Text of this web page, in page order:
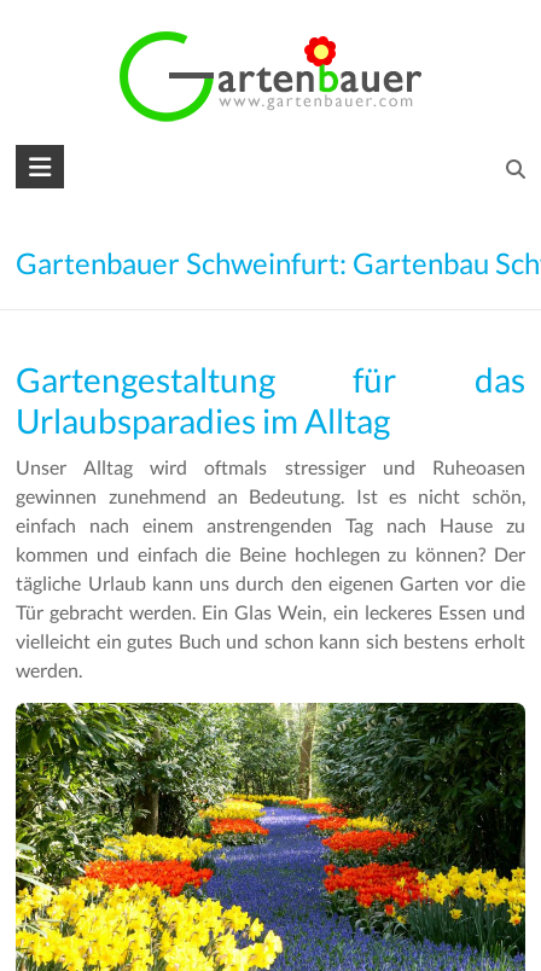
den
Träume
Gartengestaltung
Gartenbau
–
Gartenpflege
Gartenbauer Schweinfurt: Gartenbau
Gartengestaltung für das
Urlaubsparadies im Alltag
Unser Alltag wird oftmals stressiger und Ruheoasen
gewinnen zunehmend an Bedeutung. Ist es nicht schön,
einfach nach einem anstrengenden Tag nach Hause zu
kommen und einfach die Beine hochlegen zu können? Der
tägliche Urlaub kann uns durch den eigenen Garten vor die
Tür gebracht werden. Ein Glas Wein, ein leckeres Essen und
vielleicht ein gutes Buch und schon kann sich bestens erholt
werden.